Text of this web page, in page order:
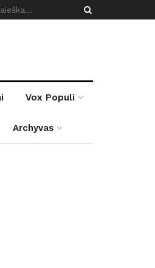
Vox Populi
Archyvas